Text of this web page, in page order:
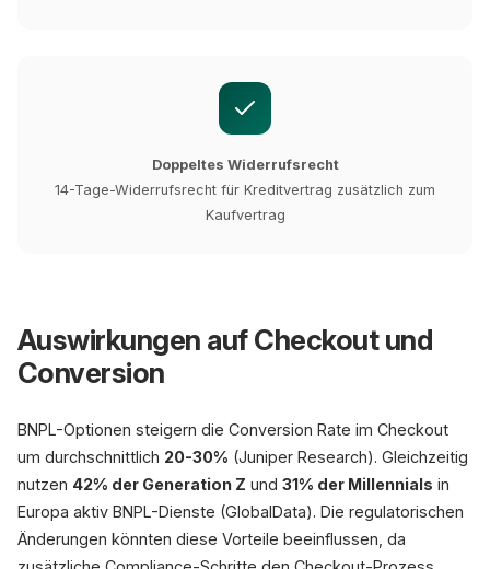
Doppeltes Widerrufsrecht
14-Tage-Widerrufsrecht für Kreditvertrag zusätzlich zum
Kaufvertrag
Auswirkungen auf Checkout und
Conversion
BNPL-Optionen steigern die Conversion Rate im Checkout
um durchschnittlich 20-30% (Juniper Research). Gleichzeitig
nutzen 42% der Generation Z und 31% der Millennials in
Europa aktiv BNPL-Dienste (GlobalData). Die regulatorischen
Änderungen könnten diese Vorteile beeinflussen, da